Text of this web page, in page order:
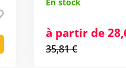
à partir de
35,81 €